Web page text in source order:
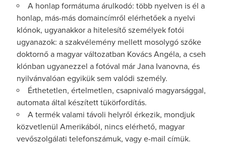
A honlap formátuma árulkodó: több nyelven is él a
honlap, más-más domaincímről elérhetőek a nyelvi
klónok, ugyanakkor a hitelesítő személyek fotói
ugyanazok: a szakvélemény mellett mosolygó szőke
doktornő a magyar változatban Kovács Angéla, a cseh
klónban ugyanezzel a fotóval már Jana Ivanovna, és
nyilvánvalóan egyikük sem valódi személy.
Érthetetlen, értelmetlen, csapnivaló magyarsággal,
automata által készített tükörfordítás.
A termék valami távoli helyről érkezik, mondjuk
közvetlenül Amerikából, nincs elérhető, magyar
vevőszolgálati telefonszámuk, vagy e-mail címük.